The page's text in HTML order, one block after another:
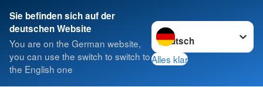
Sie befinden sich auf der
deutschen Website
You are on the German website,
you can use the switch to switch to
the English one
Sprache wechseln zu
Alles klar
Suche